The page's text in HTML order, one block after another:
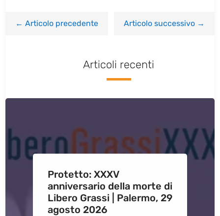
←Articolo precedente Articolo successivo→
Articoli recenti
Protetto: XXXV
anniversario della morte di
Libero Grassi | Palermo, 29
agosto 2026